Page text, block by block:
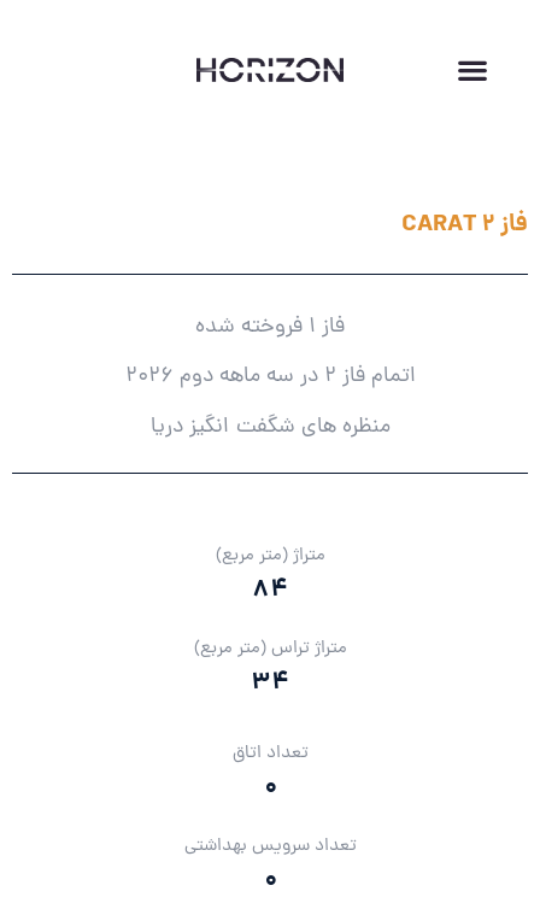
فاز 2 CARAT
فاز 1 فروخته شده
اتمام فاز 2 در سه ماهه دوم 2026
منظره های شگفت انگیز دریا
متراژ (متر مربع)
84
متراژ تراس (متر مربع)
34
تعداد اتاق
0
تعداد سرویس بهداشتی
0